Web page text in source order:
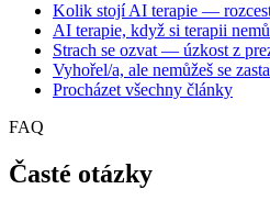
Kolik stojí AI terapie —
AI terapie, když si terapii
Strach se ozvat — úzkost z
Vyhořel/a, ale nemůžeš se
Procházet všechny články
FAQ
Časté otázky